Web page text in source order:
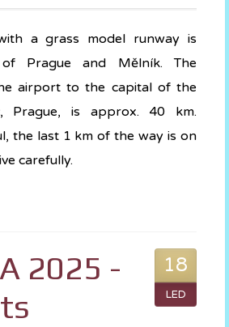
a grass model runway is
Prague and Mělník. The
airport to the capital of the
Prague, is approx. 40 km.
the last 1 km of the way is on
carefully.
18
LED
2025 -